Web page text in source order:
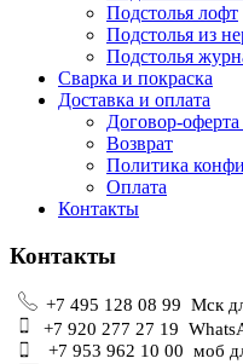
Подстолья лофт
Подстолья из
Подстолья
Сварка и покраска
Доставка и оплата
Договор-
Возврат
Политика
Оплата
Контакты
Контакты
+7 495 128 08 99 Мск
+7 920 277 27 19
+7 953 962 10 00 моб